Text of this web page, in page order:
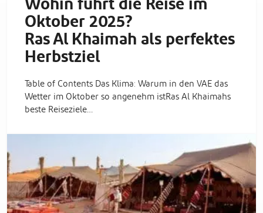
Oktober 2025?
Ras Al Khaimah als perfektes
Herbstziel
Table of Contents Das Klima: Warum in den VAE das
Wetter im Oktober so angenehm istRas Al Khaimahs
beste Reiseziele…